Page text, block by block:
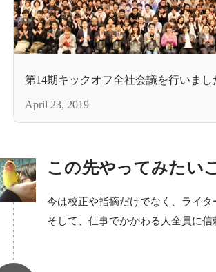
第14期キックオフ全社会議を行いまし
April 23, 2019
この先やってみたい
今は校正や指摘だけでなく、ライ
そして、仕事でかかわる人全員に